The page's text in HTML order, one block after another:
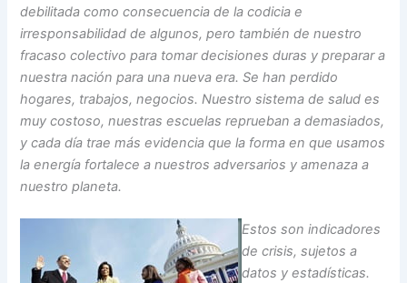
debilitada como consecuencia de la codicia e
irresponsabilidad de algunos, pero también de nuestro
fracaso colectivo para tomar decisiones duras y preparar a
nuestra nación para una nueva era. Se han perdido
hogares, trabajos, negocios. Nuestro sistema de salud es
muy costoso, nuestras escuelas reprueban a demasiados,
y cada día trae más evidencia que la forma en que usamos
la energía fortalece a nuestros adversarios y amenaza a
nuestro planeta.
Estos son indicadores
de crisis, sujetos a
datos y estadísticas.